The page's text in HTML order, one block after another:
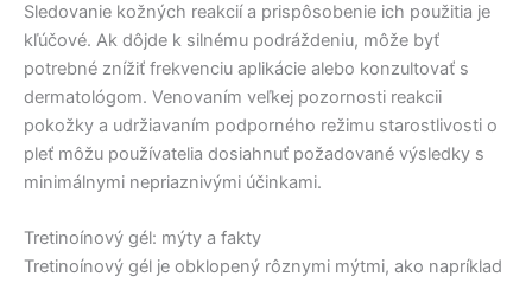
Sledovanie kožných reakcií a prispôsobenie ich použitia je
kľúčové. Ak dôjde k silnému podráždeniu, môže byť
potrebné znížiť frekvenciu aplikácie alebo konzultovať s
dermatológom. Venovaním veľkej pozornosti reakcii
pokožky a udržiavaním podporného režimu starostlivosti o
pleť môžu používatelia dosiahnuť požadované výsledky s
minimálnymi nepriaznivými účinkami.
Tretinoínový gél: mýty a fakty
Tretinoínový gél je obklopený rôznymi mýtmi, ako napríklad